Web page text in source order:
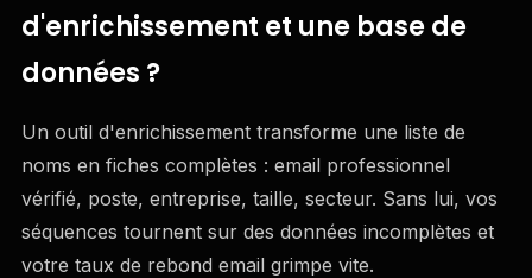
d'enrichissement et une base de
données ?
Un outil d'enrichissement transforme une liste de
noms en fiches complètes : email professionnel
vérifié, poste, entreprise, taille, secteur. Sans lui, vos
séquences tournent sur des données incomplètes et
votre taux de rebond email grimpe vite.